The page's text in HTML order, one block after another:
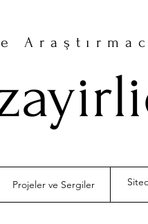
Projeler ve Sergiler